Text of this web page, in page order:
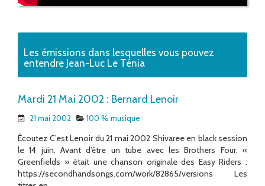
Les émissions dans lesquelles vous pouvez
entendre Jean-Luc Le Ténia
Mardi 21 Mai 2002 : Bernard Lenoir
21 mai 2002 100 % musique
Écoutez C’est Lenoir du 21 mai 2002 Shivaree en black session
le 14 juin. Avant d’être un tube avec les Brothers Four, «
Greenfields » était une chanson originale des Easy Riders :
https://secondhandsongs.com/work/82865/versions Les